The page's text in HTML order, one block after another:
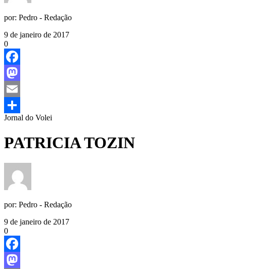
por: Pedro - Redação
9 de janeiro de 2017
0
Facebook
Mastodon
Email
Share
Jornal do Volei
PATRICIA TOZIN
por: Pedro - Redação
9 de janeiro de 2017
0
Facebook